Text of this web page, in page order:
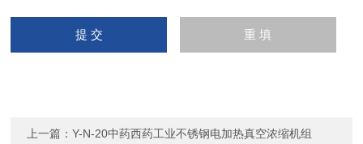
上一篇：Y-N-20中药西药工业不锈钢电加热真空浓缩机组